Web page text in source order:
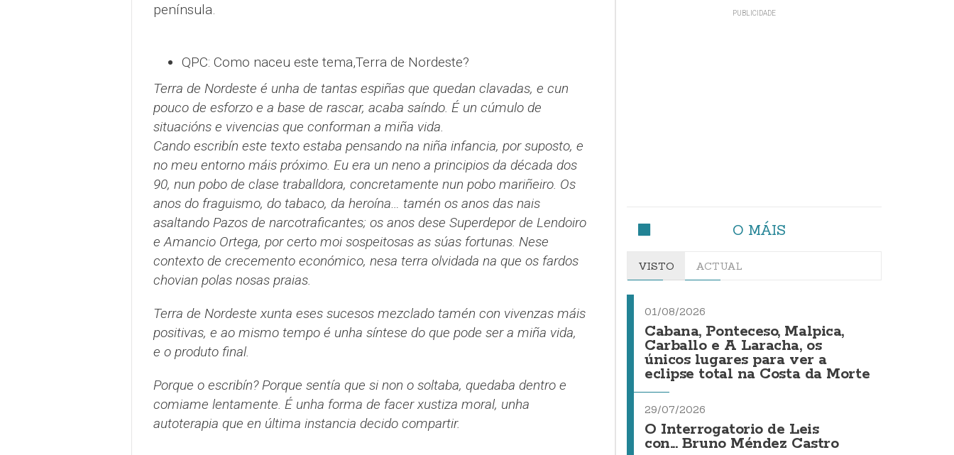
península.
QPC: Como naceu este tema,Terra de Nordeste?
Terra de Nordeste é unha de tantas espiñas que quedan clavadas, e cun
pouco de esforzo e a base de rascar, acaba saíndo. É un cúmulo de
situacións e vivencias que conforman a miña vida.
Cando escribín este texto estaba pensando na niña infancia, por suposto, e
no meu entorno máis próximo. Eu era un neno a principios da década dos
90, nun pobo de clase traballdora, concretamente nun pobo mariñeiro. Os
anos do fraguismo, do tabaco, da heroína… tamén os anos das nais
asaltando Pazos de narcotraficantes; os anos dese Superdepor de Lendoiro
e Amancio Ortega, por certo moi sospeitosas as súas fortunas. Nese
contexto de crecemento económico, nesa terra olvidada na que os fardos
chovian polas nosas praias.
Terra de Nordeste xunta eses sucesos mezclado tamén con vivenzas máis
positivas, e ao mismo tempo é unha síntese do que pode ser a miña vida,
e o produto final.
Porque o escribín? Porque sentía que si non o soltaba, quedaba dentro e
comiame lentamente. É unha forma de facer xustiza moral, unha
autoterapia que en última instancia decido compartir.
O MÁIS
VISTO ACTUAL
01/08/2026
Cabana, Ponteceso, Malpica,
Carballo e A Laracha, os
únicos lugares para ver a
eclipse total na Costa da Morte
29/07/2026
O Interrogatorio de Leis
con... Bruno Méndez Castro